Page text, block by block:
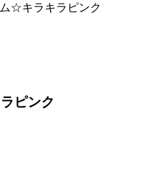
☆キラキラピンク
ピンク